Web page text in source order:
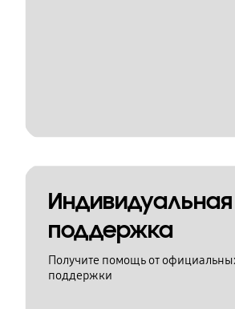
Индивидуальная
поддержка
Получите помощь от
поддержки